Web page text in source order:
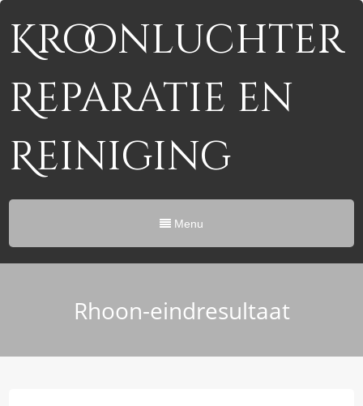
Kroonluchter
Reparatie en
Reiniging
Menu
Rhoon-eindresultaat